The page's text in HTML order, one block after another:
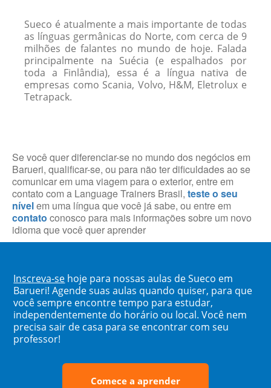
Sueco é atualmente a mais importante de todas
as línguas germânicas do Norte, com cerca de 9
milhões de falantes no mundo de hoje. Falada
principalmente na Suécia (e espalhados por
toda a Finlândia), essa é a língua nativa de
empresas como Scania, Volvo, H&M, Eletrolux e
Tetrapack.
Se você quer diferenciar-se no mundo dos negócios em
Barueri, qualificar-se, ou para não ter dificuldades ao se
comunicar em uma viagem para o exterior, entre em
contato com a Language Trainers Brasil, teste o seu
nívelem uma língua que você já sabe, ou entre em
contato conosco para mais informações sobre um novo
idioma que você quer aprender
Inscreva-se hoje para nossas aulas de Sueco em
Barueri! Agende suas aulas quando quiser, para que
você sempre encontre tempo para estudar,
independentemente do horário ou local. Você nem
precisa sair de casa para se encontrar com seu
professor!
Comece a aprender